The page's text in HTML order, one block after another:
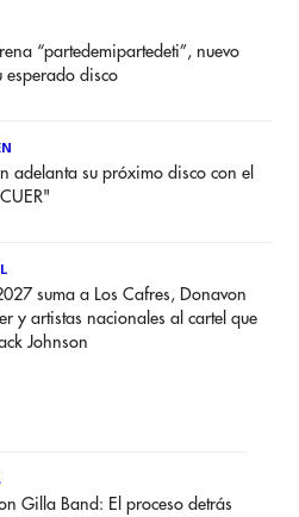
“partedemipartedeti”, nuevo
esperado disco
adelanta su próximo disco con el
suma a Los Cafres, Donavon
y artistas nacionales al cartel que
Johnson
Gilla Band: El proceso detrás